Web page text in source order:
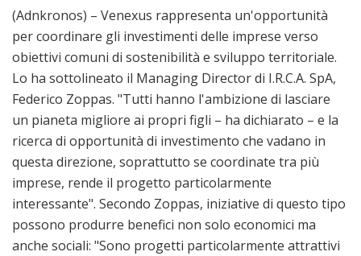
(Adnkronos) – Venexus rappresenta un'opportunità
per coordinare gli investimenti delle imprese verso
obiettivi comuni di sostenibilità e sviluppo territoriale.
Lo ha sottolineato il Managing Director di I.R.C.A. SpA,
Federico Zoppas. "Tutti hanno l'ambizione di lasciare
un pianeta migliore ai propri figli – ha dichiarato – e la
ricerca di opportunità di investimento che vadano in
questa direzione, soprattutto se coordinate tra più
imprese, rende il progetto particolarmente
interessante". Secondo Zoppas, iniziative di questo tipo
possono produrre benefici non solo economici ma
anche sociali: "Sono progetti particolarmente attrattivi